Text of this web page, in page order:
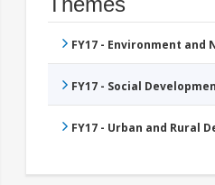
FY17 - Environment
FY17 - Social
FY17 - Urban and Rural